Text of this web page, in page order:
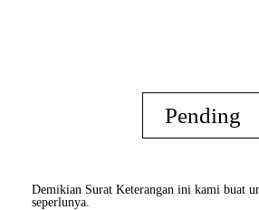
Pending
Demikian Surat Keterangan ini kami buat
seperlunya.